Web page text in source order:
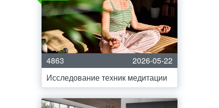
4863
2026-05-22
Исследование техник медитации